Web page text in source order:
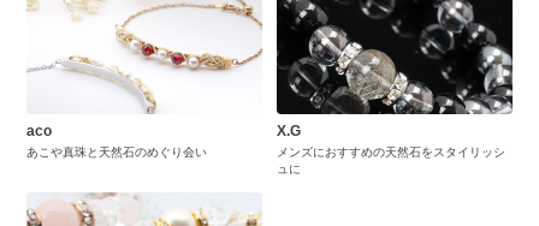
aco
あこや真珠と天然石のめぐり会い
X.G
メンズにおすすめの天然石をスタイリッシ
ュに